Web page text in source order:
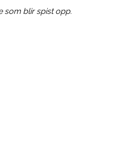
som blir spist opp.